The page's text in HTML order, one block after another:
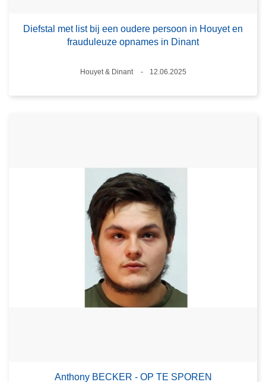
Diefstal met list bij een oudere persoon in Houyet en
frauduleuze opnames in Dinant
Plaats
Houyet & Dinant
12.06.2025
Anthony BECKER - OP TE SPOREN